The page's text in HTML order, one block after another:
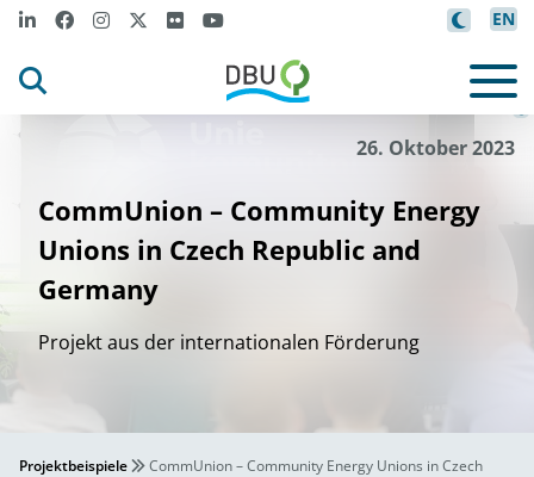
EN
Frank Bo
l
d Soci
ety
26. Oktober 2023
CommUnion – Community Energy
Unions in Czech Republic and
Germany
Projekt aus der internationalen Förderung
Projektbeispiele
CommUnion – Community Energy Unions in Czech